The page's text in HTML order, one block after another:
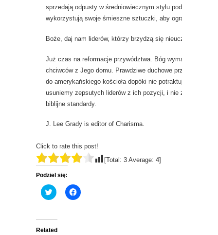
sprzedają odpusty w średniowiecznym stylu pod
wykorzystują swoje śmieszne sztuczki, aby ograbiać
Boże, daj nam liderów, którzy brzydzą się nieuczciwym
Już czas na reformacje przywództwa. Bóg wymaga od nas,
chciwców z Jego domu. Prawdziwe duchowe przebudzenie
do amerykańskiego kościoła dopóki nie potraktujemy
usuniemy zepsutych liderów z ich pozycji, i nie zastąpimy
biblijne standardy.
J. Lee Grady is editor of Charisma.
Click to rate this post!
[Total: 3 Average: 4]
Podziel się:
C
l
t
o
C
l
Related